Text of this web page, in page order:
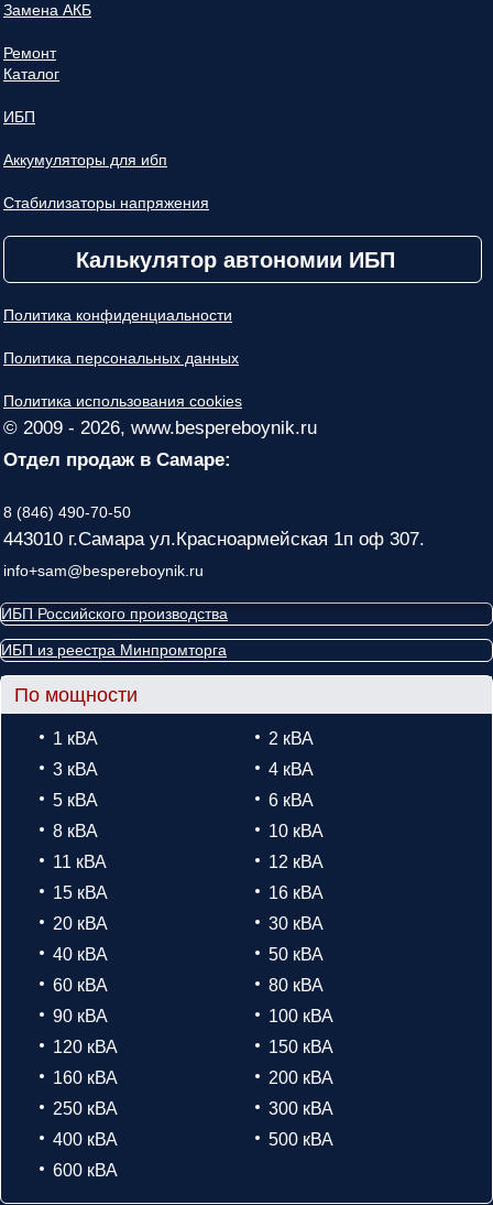
Замена АКБ
Ремонт
Каталог
ИБП
Аккумуляторы для ибп
Стабилизаторы напряжения
Калькулятор автономии ИБП
Политика конфиденциальности
Политика персональных данных
Политика использования cookies
© 2009 - 2026, www.bespereboynik.ru
Отдел продаж в Самаре:
8 (846) 490-70-50
443010 г.Самара ул.Красноармейская 1п оф 307.
info+sam@bespereboynik.ru
ИБП Российского производства
ИБП из реестра Минпромторга
По мощности
1 кВА
2 кВА
3 кВА
4 кВА
5 кВА
6 кВА
8 кВА
10 кВА
11 кВА
12 кВА
15 кВА
16 кВА
20 кВА
30 кВА
40 кВА
50 кВА
60 кВА
80 кВА
90 кВА
100 кВА
120 кВА
150 кВА
160 кВА
200 кВА
250 кВА
300 кВА
400 кВА
500 кВА
600 кВА